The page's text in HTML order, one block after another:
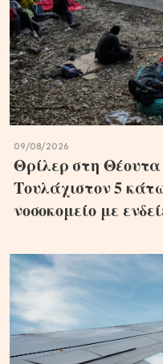
09/08/2026
Θρίλερ στη
Τουλάχιστον 5
νοσοκομείο με